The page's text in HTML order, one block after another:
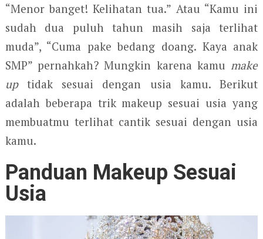
“Menor banget! Kelihatan tua.” Atau “Kamu ini
sudah dua puluh tahun masih saja terlihat
muda”, “Cuma pake bedang doang. Kaya anak
SMP” pernahkah? Mungkin karena kamu make
uptidak sesuai dengan usia kamu. Berikut
adalah beberapa trik makeup sesuai usia yang
membuatmu terlihat cantik sesuai dengan usia
kamu.
Panduan Makeup Sesuai
Usia